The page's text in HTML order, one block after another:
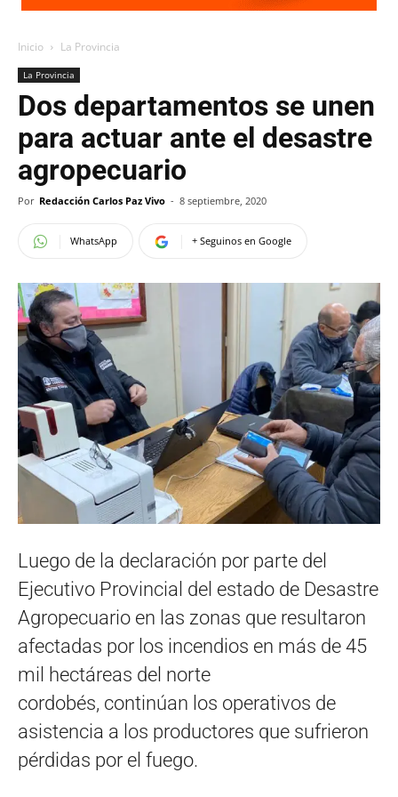
Inicio La Provincia
La Provincia
Dos departamentos se unen
para actuar ante el desastre
agropecuario
Por Redacción Carlos Paz Vivo - 8 septiembre, 2020
WhatsApp + Seguinos en Google
Luego de la declaración por parte del
Ejecutivo Provincial del estado de Desastre
Agropecuario en las zonas que resultaron
afectadas por los incendios en más de 45
mil hectáreas del norte
cordobés, continúan los operativos de
asistencia a los productores que sufrieron
pérdidas por el fuego.